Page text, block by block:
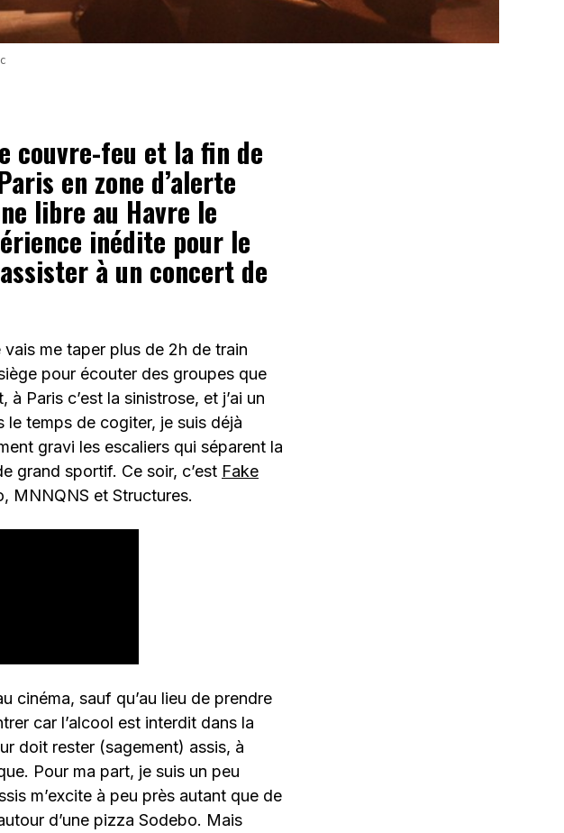
couvre-feu et la fin de
en zone d’alerte
libre au Havre le
inédite pour le
à un concert de
me taper plus de 2h de train
pour écouter des groupes que
Paris c’est la sinistrose, et j’ai un
le temps de cogiter, je suis déjà
gravi les escaliers qui séparent la
grand sportif. Ce soir, c’est Fake
MNNQNS et Structures.
cinéma, sauf qu’au lieu de prendre
car l’alcool est interdit dans la
doit rester (sagement) assis, à
Pour ma part, je suis un peu
m’excite à peu près autant que de
d’une pizza Sodebo. Mais